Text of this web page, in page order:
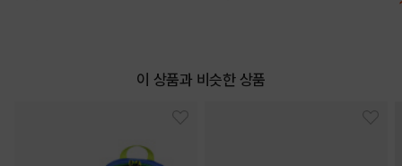
이 상품과 비슷한 상품